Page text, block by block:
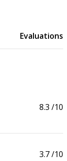
Evaluations
8.3 /10
3.7/10